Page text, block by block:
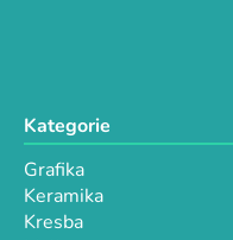
Kategorie
Grafika
Keramika
Kresba